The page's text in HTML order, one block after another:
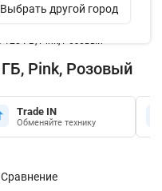
Выбрать другой город
128 ГБ, Pink, Розовый
Pink, Розовый
Trade IN
Обменяйте технику
Сравнение